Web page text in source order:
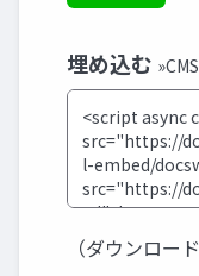
埋め込む
（ダウンロー